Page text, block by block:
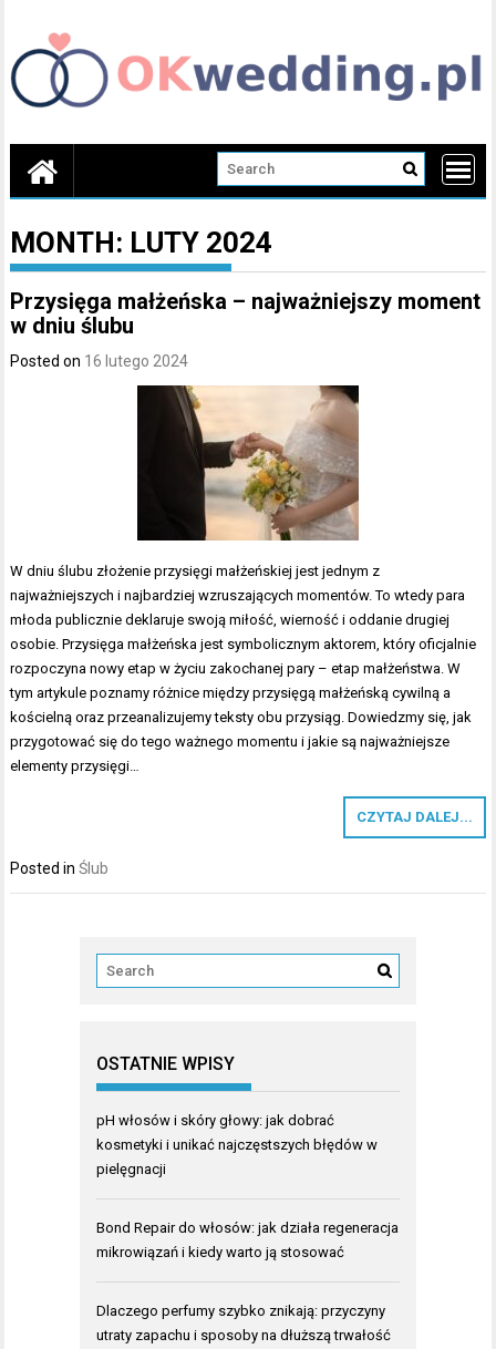
content
MONTH: LUTY 2024
Przysięga małżeńska – najważniejszy moment
w dniu ślubu
Posted on 16 lutego 2024
W dniu ślubu złożenie przysięgi małżeńskiej jest jednym z
najważniejszych i najbardziej wzruszających momentów. To wtedy para
młoda publicznie deklaruje swoją miłość, wierność i oddanie drugiej
osobie. Przysięga małżeńska jest symbolicznym aktorem, który oficjalnie
rozpoczyna nowy etap w życiu zakochanej pary – etap małżeństwa. W
tym artykule poznamy różnice między przysięgą małżeńską cywilną a
kościelną oraz przeanalizujemy teksty obu przysiąg. Dowiedzmy się, jak
przygotować się do tego ważnego momentu i jakie są najważniejsze
elementy przysięgi…
CZYTAJ DALEJ...
Posted inŚlub
OSTATNIE WPISY
pH włosów i skóry głowy: jak dobrać
kosmetyki i unikać najczęstszych błędów w
pielęgnacji
Bond Repair do włosów: jak działa regeneracja
mikrowiązań i kiedy warto ją stosować
Dlaczego perfumy szybko znikają: przyczyny
utraty zapachu i sposoby na dłuższą trwałość